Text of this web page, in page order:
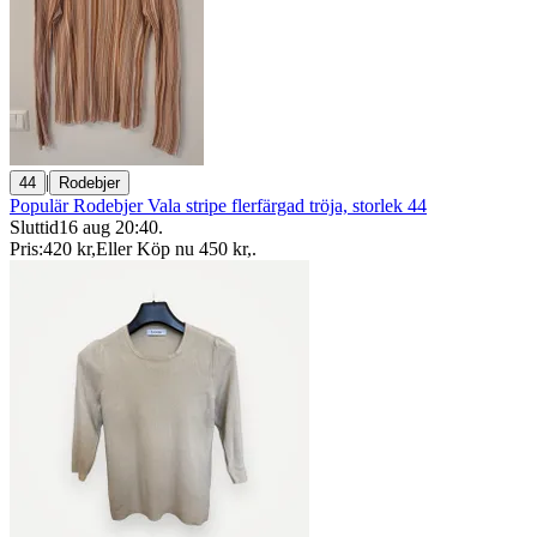
44 | Rodebjer
Populär Rodebjer Vala stripe flerfärgad tröja, storlek 44
Sluttid16 aug 20:40.
Pris:420 kr,Eller Köp nu 450 kr,.